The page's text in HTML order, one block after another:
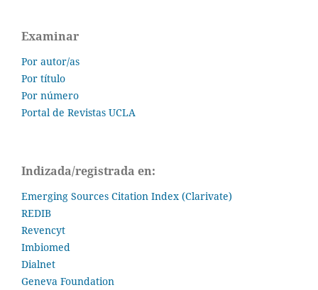
Examinar
Por autor/as
Por título
Por número
Portal de Revistas UCLA
Indizada/registrada en:
Emerging Sources Citation Index (Clarivate)
REDIB
Revencyt
Imbiomed
Dialnet
Geneva Foundation